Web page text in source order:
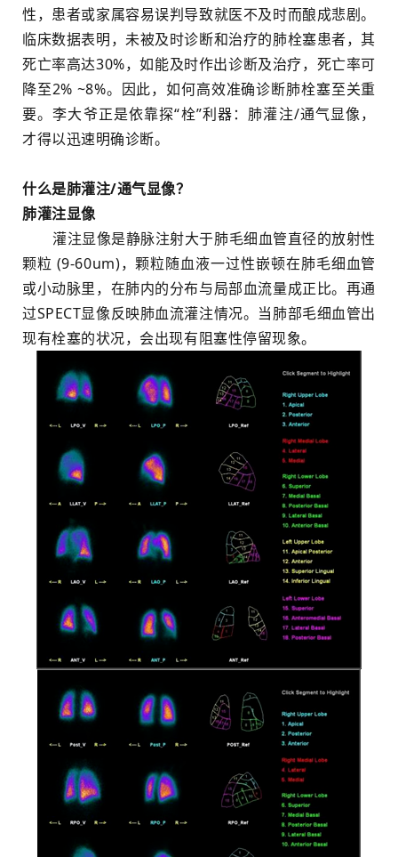
性，患者或家属容易误判导致就医不及时而酿成悲剧。
临床数据表明，未被及时诊断和治疗的肺栓塞患者，其
死亡率高达30%，如能及时作出诊断及治疗，死亡率可
降至2% ~8%。因此，如何高效准确诊断肺栓塞至关重
要。李大爷正是依靠探“栓”利器：肺灌注/通气显像，
才得以迅速明确诊断。
什么是肺灌注/通气显像？
肺灌注显像
灌注显像是静脉注射大于肺毛细血管直径的放射性
颗粒 (9-60um)，颗粒随血液一过性嵌顿在肺毛细血管
或小动脉里，在肺内的分布与局部血流量成正比。再通
过SPECT显像反映肺血流灌注情况。当肺部毛细血管出
现有栓塞的状况，会出现有阻塞性停留现象。